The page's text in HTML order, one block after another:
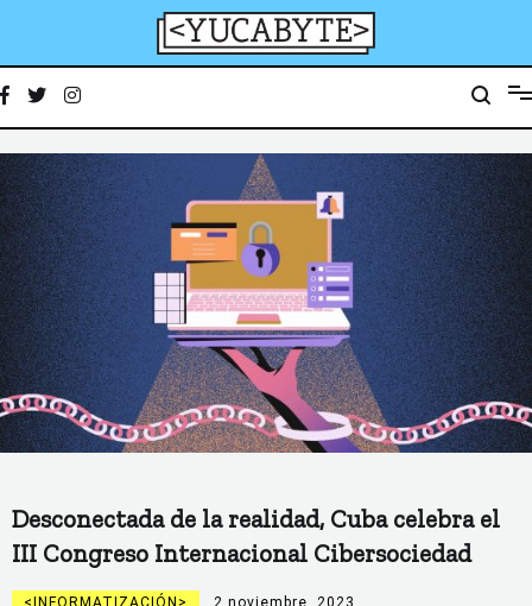
YucaByte
Desconectada de la realidad, Cuba celebra el
III Congreso Internacional Cibersociedad
INFORMATIZACIÓN 2 noviembre, 2023